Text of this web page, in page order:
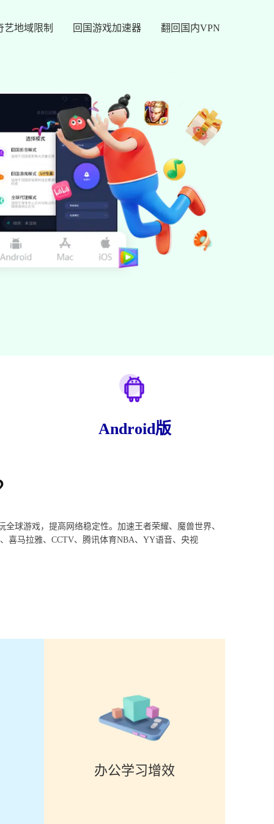
艺地域限制 回国游戏加速器 翻回国内VPN
Android版
球游戏，提高网络稳定性。加速王者荣耀、魔兽世界、
喜马拉雅、CCTV、腾讯体育NBA、YY语音、央视
办公学习增效